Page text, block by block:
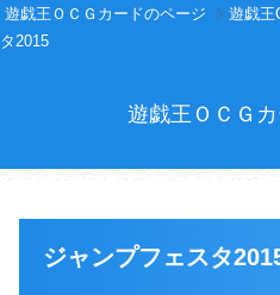
遊戯王ＯＣＧカードのページ 遊戯王
タ2015
遊戯王ＯＣＧ
ジャンプフェスタ